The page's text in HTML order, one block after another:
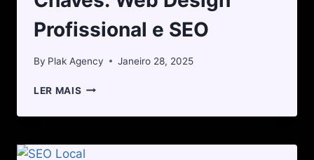
Profissional e SEO
By Plak Agency Janeiro 28, 2025
LER MAIS